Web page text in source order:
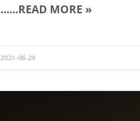
......READ MORE »
2021-06-29